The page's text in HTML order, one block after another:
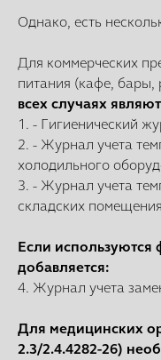
Однако, есть
Для коммерческих
питания (кафе, бары,
всех случаях
1. - Гигиенический
2. - Журнал учета
холодильного
3. - Журнал учета
складских
Если
добавляется:
4. Журнал учета
Для медицинских
2.3/2.4.4282-26)